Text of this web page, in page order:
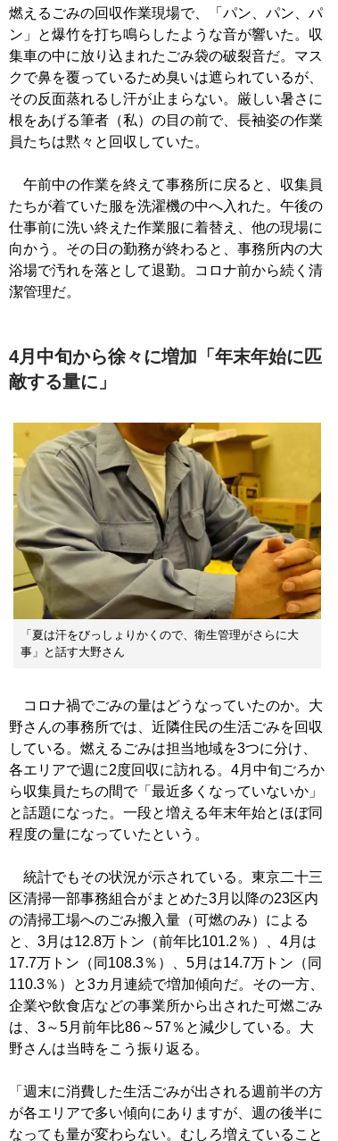
燃えるごみの回収作業現場で、「パン、パン、パ
ン」と爆竹を打ち鳴らしたような音が響いた。収
集車の中に放り込まれたごみ袋の破裂音だ。マス
クで鼻を覆っているため臭いは遮られているが、
その反面蒸れるし汗が止まらない。厳しい暑さに
根をあげる筆者（私）の目の前で、長袖姿の作業
員たちは黙々と回収していた。
午前中の作業を終えて事務所に戻ると、収集員
たちが着ていた服を洗濯機の中へ入れた。午後の
仕事前に洗い終えた作業服に着替え、他の現場に
向かう。その日の勤務が終わると、事務所内の大
浴場で汚れを落として退勤。コロナ前から続く清
潔管理だ。
4月中旬から徐々に増加「年末年始に匹
敵する量に」
「夏は汗をびっしょりかくので、衛生管理がさらに大
事」と話す大野さん
コロナ禍でごみの量はどうなっていたのか。大
野さんの事務所では、近隣住民の生活ごみを回収
している。燃えるごみは担当地域を3つに分け、
各エリアで週に2度回収に訪れる。4月中旬ごろか
ら収集員たちの間で「最近多くなっていないか」
と話題になった。一段と増える年末年始とほぼ同
程度の量になっていたという。
統計でもその状況が示されている。東京二十三
区清掃一部事務組合がまとめた3月以降の23区内
の清掃工場へのごみ搬入量（可燃のみ）による
と、3月は12.8万トン（前年比101.2％）、4月は
17.7万トン（同108.3％）、5月は14.7万トン（同
110.3％）と3カ月連続で増加傾向だ。その一方、
企業や飲食店などの事業所から出された可燃ごみ
は、3～5月前年比86～57％と減少している。大
野さんは当時をこう振り返る。
「週末に消費した生活ごみが出される週前半の方
が各エリアで多い傾向にありますが、週の後半に
なっても量が変わらない。むしろ増えていること